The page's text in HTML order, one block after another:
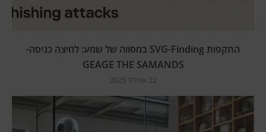
התקפות SVG-Finding במסווה של שמע: לחיצה כניסה-
GEAGE THE SAMANDS
22 אפריל 2025